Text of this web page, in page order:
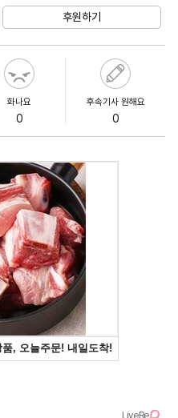
후원하기
화나요
0
후속기사 원해요
0